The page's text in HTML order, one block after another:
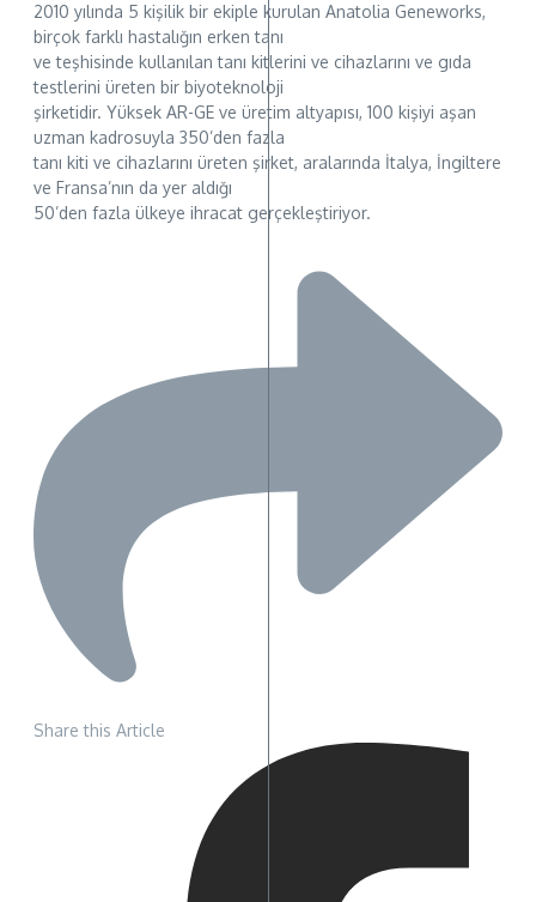
2010 yılında 5 kişilik bir ekiple kurulan Anatolia Geneworks,
birçok farklı hastalığın erken tanı
ve teşhisinde kullanılan tanı kitlerini ve cihazlarını ve gıda
testlerini üreten bir biyoteknoloji
şirketidir. Yüksek AR-GE ve üretim altyapısı, 100 kişiyi aşan
uzman kadrosuyla 350’den fazla
tanı kiti ve cihazlarını üreten şirket, aralarında İtalya, İngiltere
ve Fransa’nın da yer aldığı
50’den fazla ülkeye ihracat gerçekleştiriyor.
Share this Article